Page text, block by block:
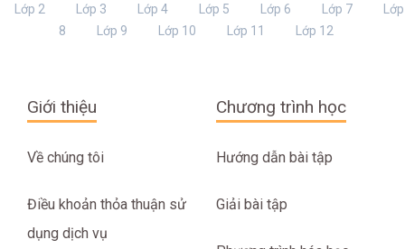
Lớp 2 Lớp 3 Lớp 4 Lớp 5 Lớp 6 Lớp 7
Lớp
8
Lớp 9 Lớp 10 Lớp 11 Lớp 12
Giới thiệu
Về chúng tôi
Điều khoản thỏa thuận sử
dụng dịch vụ
Chương trình học
Hướng dẫn bài tập
Giải bài tập